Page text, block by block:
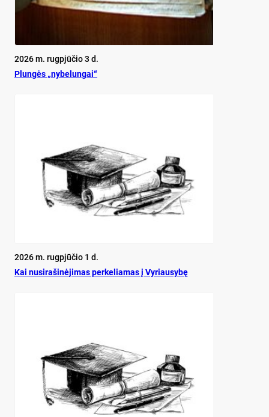
2026 m. rugpjūčio 3 d.
Plun­gės „ny­be­lun­gai“
2026 m. rugpjūčio 1 d.
Kai nu­si­ra­ši­nė­ji­mas per­ke­lia­mas į Vy­riau­sy­bę